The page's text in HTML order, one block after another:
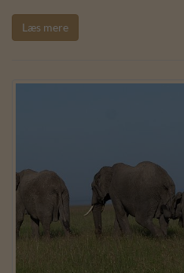
Læs mere